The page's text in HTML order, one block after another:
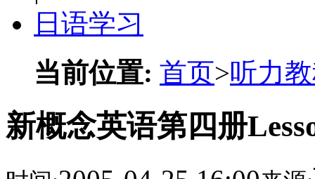
日语学习
当前位置: 首页>听力
新概念英语第四册